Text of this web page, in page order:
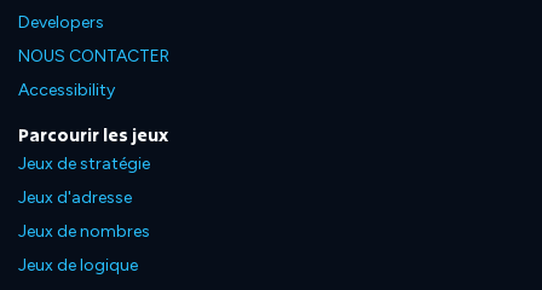
Developers
NOUS CONTACTER
Accessibility
Parcourir les jeux
Jeux de stratégie
Jeux d'adresse
Jeux de nombres
Jeux de logique